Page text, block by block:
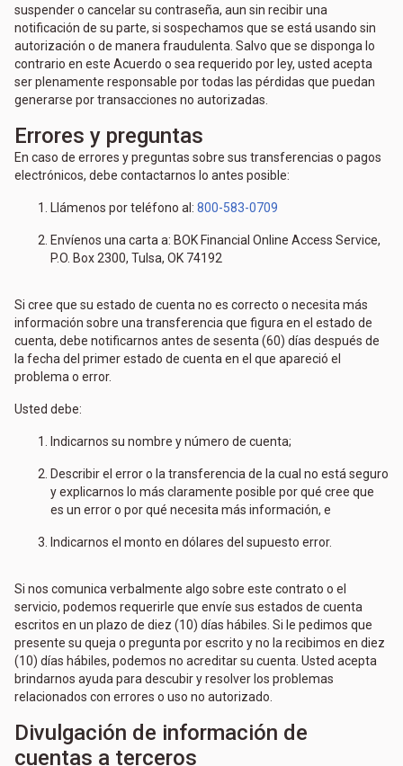
suspender o cancelar su contraseña, aun sin recibir una
notificación de su parte, si sospechamos que se está usando sin
autorización o de manera fraudulenta. Salvo que se disponga lo
contrario en este Acuerdo o sea requerido por ley, usted acepta
ser plenamente responsable por todas las pérdidas que puedan
generarse por transacciones no autorizadas.
Errores y preguntas
En caso de errores y preguntas sobre sus transferencias o pagos
electrónicos, debe contactarnos lo antes posible:
Llámenos por teléfono al: 800-583-0709
Envíenos una carta a: BOK Financial Online Access Service,
P.O. Box 2300, Tulsa, OK 74192
Si cree que su estado de cuenta no es correcto o necesita más
información sobre una transferencia que figura en el estado de
cuenta, debe notificarnos antes de sesenta (60) días después de
la fecha del primer estado de cuenta en el que apareció el
problema o error.
Usted debe:
Indicarnos su nombre y número de cuenta;
Describir el error o la transferencia de la cual no está seguro
y explicarnos lo más claramente posible por qué cree que
es un error o por qué necesita más información, e
Indicarnos el monto en dólares del supuesto error.
Si nos comunica verbalmente algo sobre este contrato o el
servicio, podemos requerirle que envíe sus estados de cuenta
escritos en un plazo de diez (10) días hábiles. Si le pedimos que
presente su queja o pregunta por escrito y no la recibimos en diez
(10) días hábiles, podemos no acreditar su cuenta. Usted acepta
brindarnos ayuda para descubir y resolver los problemas
relacionados con errores o uso no autorizado.
Divulgación de información de
cuentas a terceros